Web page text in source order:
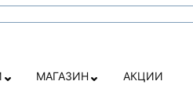
МАГАЗИН АКЦИИ